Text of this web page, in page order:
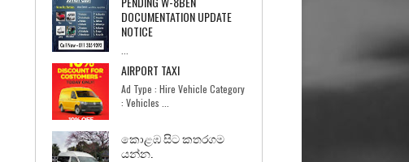
DOCUMENTATION UPDATE
NOTICE
AIRPORT TAXI
Ad Type : Hire Vehicle Category
: Vehicles ...
කොළඹ සිට කතරගම
යන්න.